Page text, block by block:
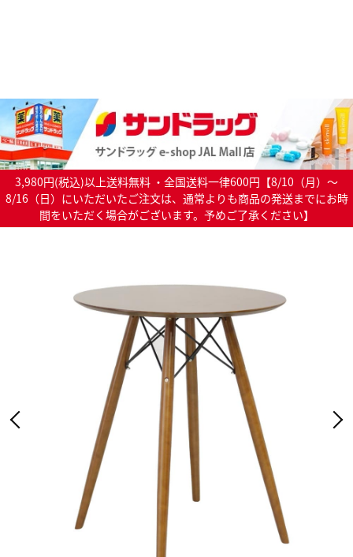
3,980円(税込)以上送料無料 ・全国送料一律600円【8/10（月）～
8/16（日）にいただいたご注文は、通常よりも商品の発送までにお時
間をいただく場合がございます。予めご了承ください】